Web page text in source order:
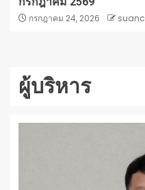
กรกฎาคม 24, 2026
ผู้บริหาร